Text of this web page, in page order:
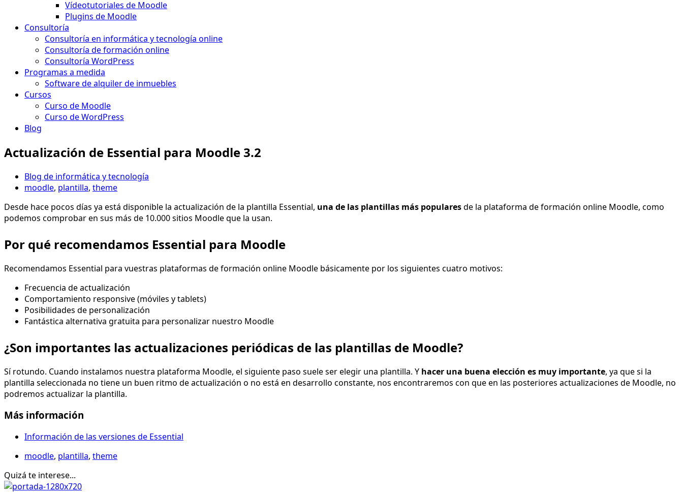
Vídeotutoriales de Moodle
Plugins de Moodle
Consultoría
Consultoría en informática y tecnología online
Consultoría de formación online
Consultoría WordPress
Programas a medida
Software de alquiler de inmuebles
Cursos
Curso de Moodle
Curso de WordPress
Blog
Actualización de Essential para Moodle 3.2
Blog de informática y tecnología
moodle, plantilla, theme
Desde hace pocos días ya está disponible la actualización de la plantilla Essential, una de las plantillas más popularesde la plataforma de formación online Moodle, como
podemos comprobar en sus más de 10.000 sitios Moodle que la usan.
Por qué recomendamos Essential para Moodle
Recomendamos Essential para vuestras plataformas de formación online Moodle básicamente por los siguientes cuatro motivos:
Frecuencia de actualización
Comportamiento responsive (móviles y tablets)
Posibilidades de personalización
Fantástica alternativa gratuita para personalizar nuestro Moodle
¿Son importantes las actualizaciones periódicas de las plantillas de Moodle?
Sí rotundo. Cuando instalamos nuestra plataforma Moodle, el siguiente paso suele ser elegir una plantilla. Y hacer una buena elección es muy importante, ya que si la
plantilla seleccionada no tiene un buen ritmo de actualización o no está en desarrollo constante, nos encontraremos con que en las posteriores actualizaciones de Moodle, no
podremos actualizar la plantilla.
Más información
Información de las versiones de Essential
moodle, plantilla, theme
Quizá te interese...